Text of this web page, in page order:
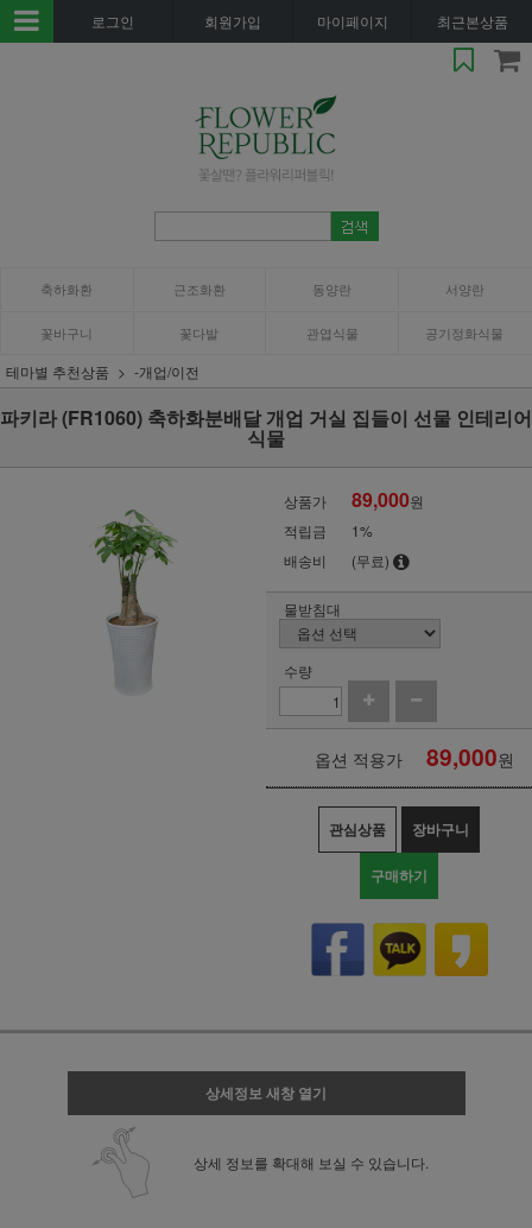
로그인 회원가입 마이페이지 최근본상품
축하화환 근조화환 동양란 서양란
꽃바구니 꽃다발 관엽식물 공기정화식물
테마별 추천상품 -개업/이전
파키라 (FR1060) 축하화분배달 개업 거실 집들이 선물 인테리어
식물
상품가 89,000원
적립금
1%
배송비
(무료)
물받침대
수량
옵션 적용가 89,000원
관심상품 장바구니
구매하기
상세정보 새창 열기
상세 정보를 확대해 보실 수 있습니다.